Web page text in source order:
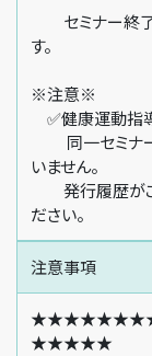
セミナー終了
す。
※注意※
✅健康運動指
同一セミナー
いません。
発行履歴がご
ださい。
注意事項
★★★★★